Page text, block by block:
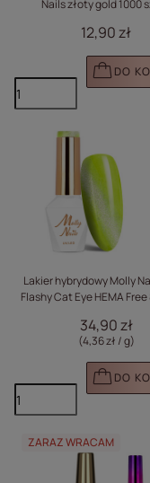
Nails złoty gold 1000
12,90 zł
DO
Lakier hybrydowy Molly
Flashy Cat Eye HEMA Free
34,90 zł
(4,36 zł / g)
DO
ZARAZ WRACAM